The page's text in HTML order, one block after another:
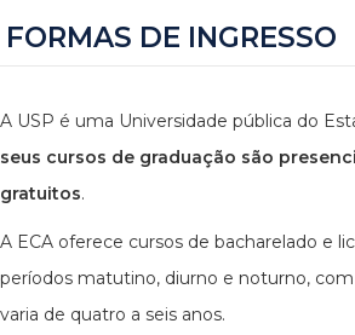
FORMAS DE INGRESSO
A USP é uma Universidade pública do
seus cursos de graduação são
gratuitos.
A ECA oferece cursos de bacharelado e
períodos matutino, diurno e noturno,
varia de quatro a seis anos.